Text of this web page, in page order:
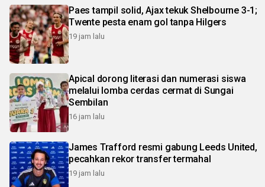
Paes tampil solid, Ajax tekuk Shelbourne 3-1;
Twente pesta enam gol tanpa Hilgers
19 jam lalu
Apical dorong literasi dan numerasi siswa
melalui lomba cerdas cermat di Sungai
Sembilan
16 jam lalu
James Trafford resmi gabung Leeds United,
pecahkan rekor transfer termahal
19 jam lalu